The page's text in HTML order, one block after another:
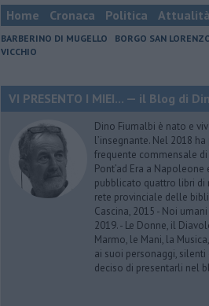
Home Cronaca Politica Attualità
BARBERINO DI MUGELLO BORGO SAN
VICCHIO
VI PRESENTO I MIEI... — il Blog di
Dino Fiumalbi è nato e
l’insegnante. Nel 2018
frequente commensale di
Pont’ad Era a
pubblicato quattro libri di
rete provinciale delle
Cascina, 2015 - Noi
2019. - Le Donne, il
Marmo, le Mani, la
ai suoi personaggi,
deciso di presentarli nel